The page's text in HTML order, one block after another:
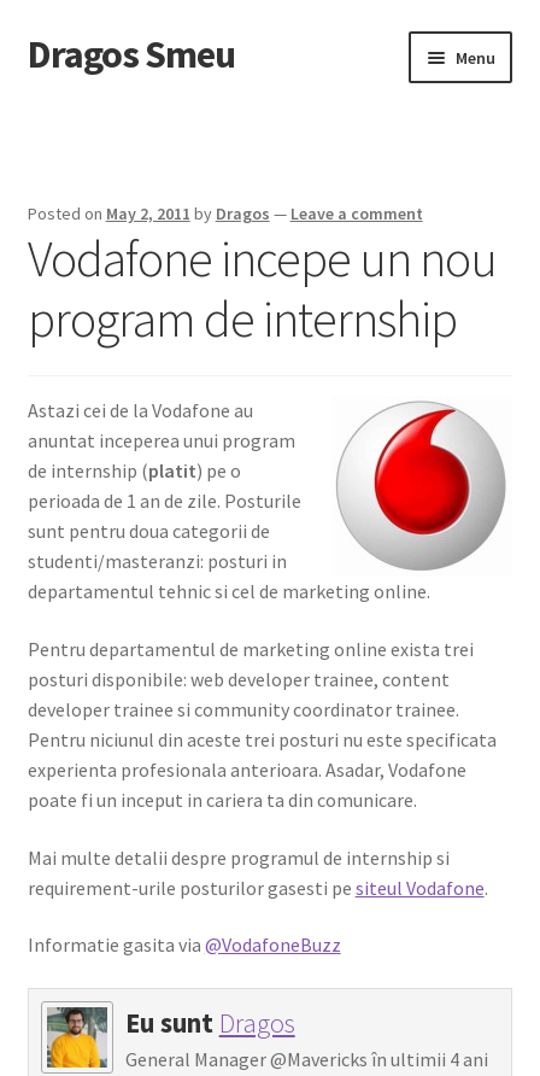
Skip
to
Skip
to
Dragos Smeu Menu
Checkout
Despre mine
Intreaba-ma
My account
Shop
Posted on May 2, 2011 by Dragos — Leave a comment
Vodafone incepe un nou
program de internship
Astazi cei de la Vodafone au
anuntat inceperea unui program
de internship (platit) pe o
perioada de 1 an de zile. Posturile
sunt pentru doua categorii de
studenti/masteranzi: posturi in
departamentul tehnic si cel de marketing online.
Pentru departamentul de marketing online exista trei
posturi disponibile: web developer trainee, content
developer trainee si community coordinator trainee.
Pentru niciunul din aceste trei posturi nu este specificata
experienta profesionala anterioara. Asadar, Vodafone
poate fi un inceput in cariera ta din comunicare.
Mai multe detalii despre programul de internship si
requirement-urile posturilor gasesti pe siteul Vodafone.
Informatie gasita via @VodafoneBuzz
Eu sunt Dragos
General Manager @Mavericks în ultimii 4 ani